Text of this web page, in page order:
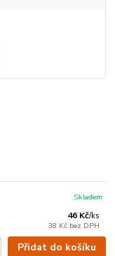
46 Kč/ks
38 Kč bez DPH
Skladem
Přidat do košíku